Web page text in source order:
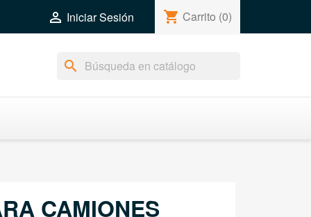
 Iniciar Sesión shopping_cart Carrito (0)
search
CAMIONES